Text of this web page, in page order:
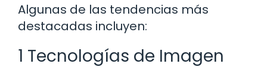
Algunas de las tendencias más
destacadas incluyen:
1 Tecnologías de Imagen